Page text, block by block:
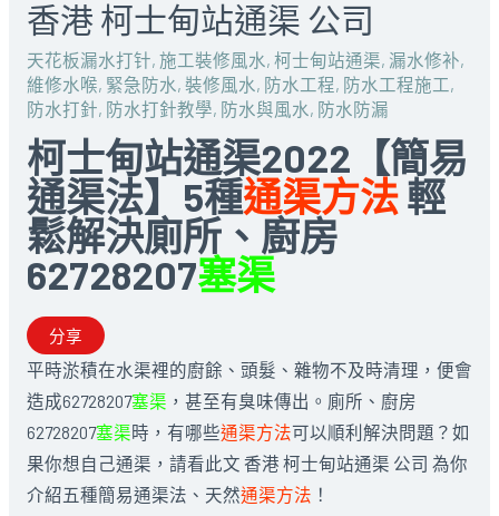
香港 柯士甸站通渠 公司
天花板漏水打针, 施工裝修風水, 柯士甸站通渠, 漏水修补,
維修水喉, 緊急防水, 裝修風水, 防水工程, 防水工程施工,
防水打針, 防水打針教學, 防水與風水, 防水防漏
柯士甸站通渠2022【簡易
通渠法】5種通渠方法輕
鬆解決廁所、廚房
62728207塞渠
分享
平時淤積在水渠裡的廚餘、頭髮、雜物不及時清理，便會
造成62728207塞渠 ，甚至有臭味傳出。廁所、廚房
62728207塞渠時，有哪些通渠方法可以順利解決問題？如
果你想自己通渠，請看此文 香港 柯士甸站通渠 公司 為你
介紹五種簡易通渠法、天然通渠方法 ！